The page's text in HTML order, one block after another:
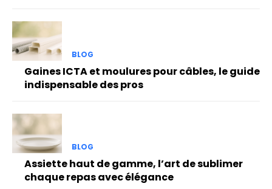
BLOG
Gaines ICTA et moulures pour câbles, le guide
indispensable des pros
BLOG
Assiette haut de gamme, l’art de sublimer
chaque repas avec élégance